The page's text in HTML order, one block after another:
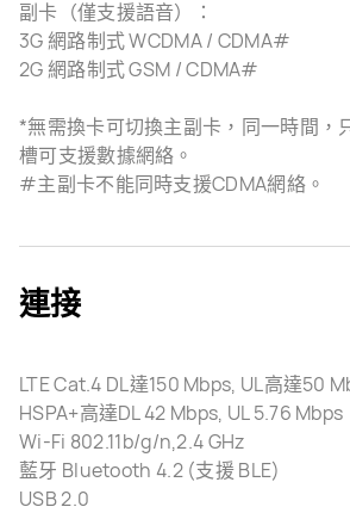
副卡（僅支援語音）：
3G 網路制式 WCDMA / CDMA#
2G 網路制式 GSM / CDMA#
*無需換卡可切換主副卡，同一時間，
槽可支援數據網絡。
#主副卡不能同時支援CDMA網絡。
連接
LTE Cat.4 DL達150 Mbps, UL高達50
HSPA+高達DL 42 Mbps, UL 5.76 Mbps
Wi-Fi 802.11b/g/n,2.4 GHz
藍牙 Bluetooth 4.2 (支援 BLE)
USB 2.0